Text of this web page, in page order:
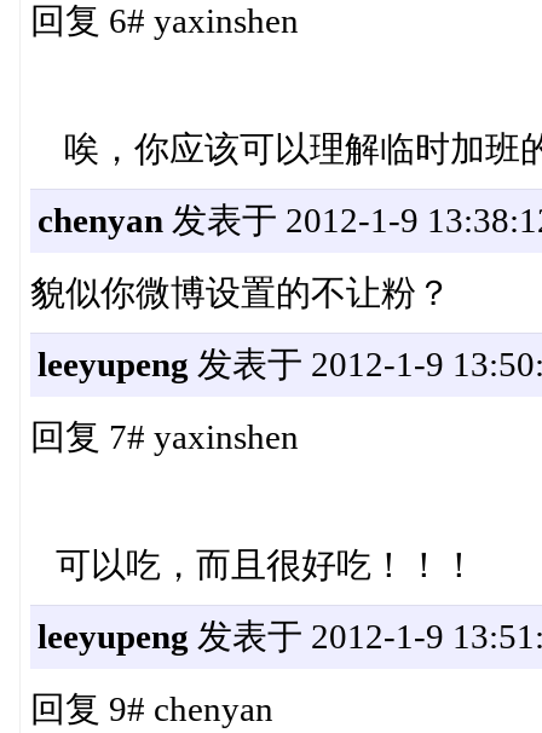
回复 6# yaxinshen
唉，你应该可以理解临时加班
chenyan 发表于 2012-1-9
貌似你微博设置的不让粉？
leeyupeng 发表于 2012-1-9
回复 7# yaxinshen
可以吃，而且很好吃！！！
leeyupeng 发表于 2012-1-9
回复 9# chenyan